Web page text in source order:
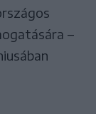
–